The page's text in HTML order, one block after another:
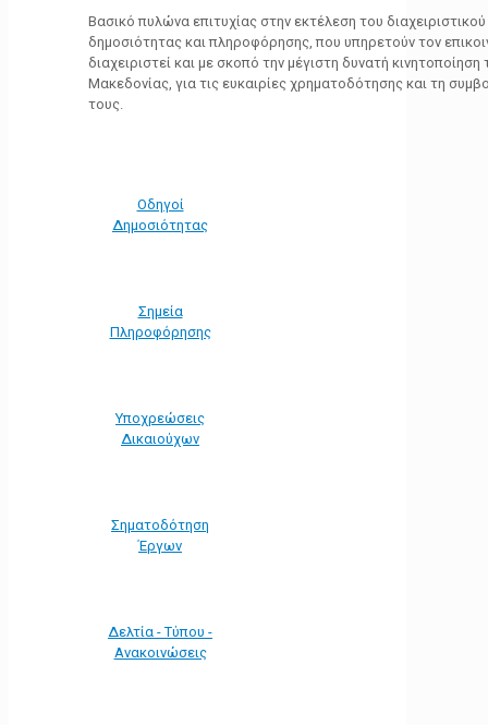
Βασικό πυλώνα επιτυχίας στην εκτέλεση του
δημοσιότητας και πληροφόρησης, που υπηρετούν τον
διαχειριστεί και με σκοπό την μέγιστη δυνατή
Μακεδονίας, για τις ευκαιρίες χρηματοδότησης και τη
τους.
Οδηγοί
Δημοσιότητας
Σημεία
Πληροφόρησης
Υποχρεώσεις
Δικαιούχων
Σηματοδότηση
Έργων
Δελτία - Τύπου -
Ανακοινώσεις